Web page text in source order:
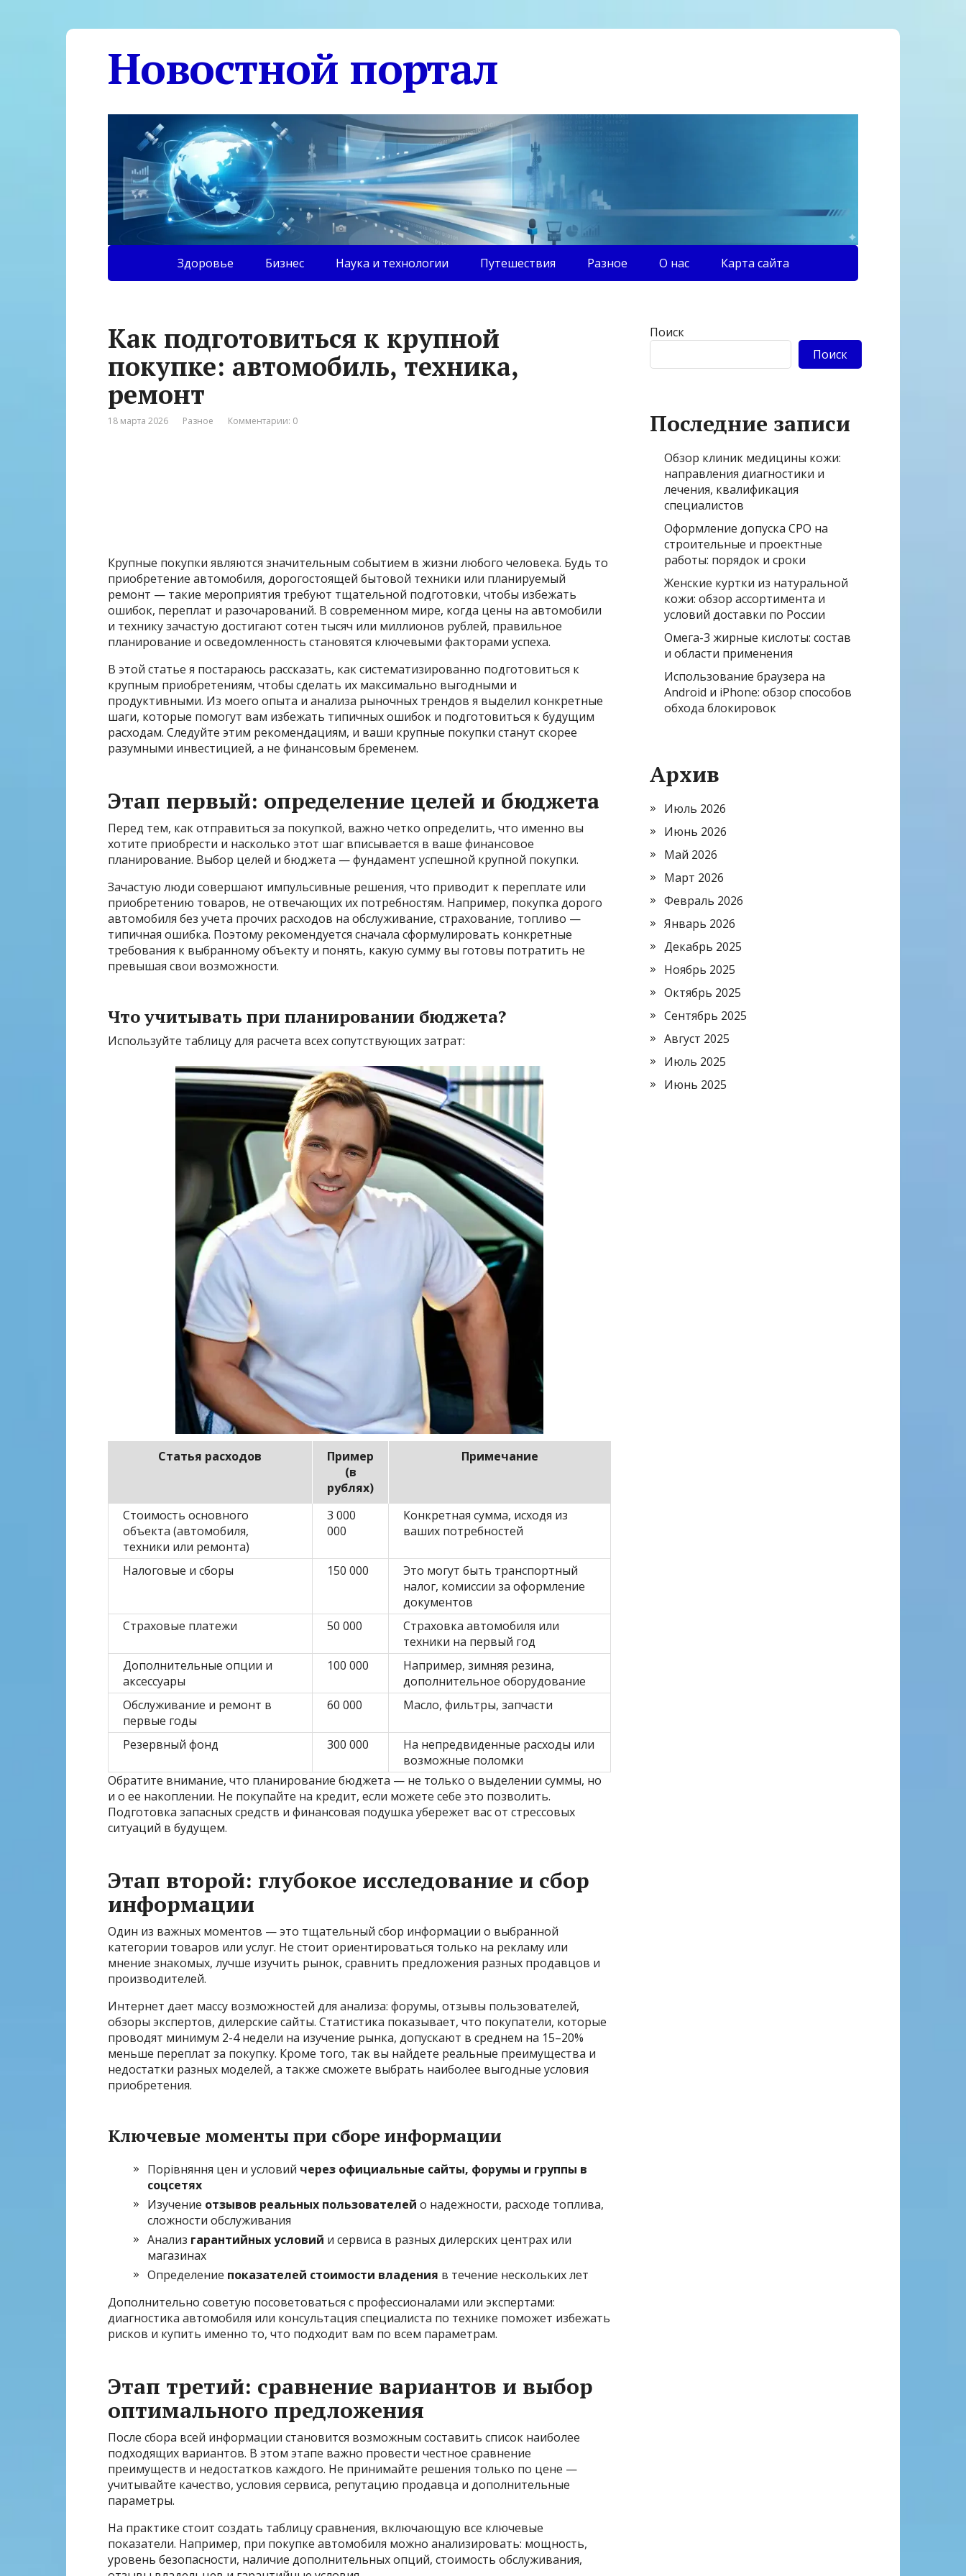
Новостной портал
Здоровье Бизнес Наука и технологии Путешествия Разное О нас Карта сайта
Как подготовиться к крупной
покупке: автомобиль, техника,
ремонт
18 марта 2026 Разное Комментарии: 0
Крупные покупки являются значительным событием в жизни любого человека. Будь то
приобретение автомобиля, дорогостоящей бытовой техники или планируемый
ремонт — такие мероприятия требуют тщательной подготовки, чтобы избежать
ошибок, переплат и разочарований. В современном мире, когда цены на автомобили
и технику зачастую достигают сотен тысяч или миллионов рублей, правильное
планирование и осведомленность становятся ключевыми факторами успеха.
В этой статье я постараюсь рассказать, как систематизированно подготовиться к
крупным приобретениям, чтобы сделать их максимально выгодными и
продуктивными. Из моего опыта и анализа рыночных трендов я выделил конкретные
шаги, которые помогут вам избежать типичных ошибок и подготовиться к будущим
расходам. Следуйте этим рекомендациям, и ваши крупные покупки станут скорее
разумными инвестицией, а не финансовым бременем.
Этап первый: определение целей и бюджета
Перед тем, как отправиться за покупкой, важно четко определить, что именно вы
хотите приобрести и насколько этот шаг вписывается в ваше финансовое
планирование. Выбор целей и бюджета — фундамент успешной крупной покупки.
Зачастую люди совершают импульсивные решения, что приводит к переплате или
приобретению товаров, не отвечающих их потребностям. Например, покупка дорого
автомобиля без учета прочих расходов на обслуживание, страхование, топливо —
типичная ошибка. Поэтому рекомендуется сначала сформулировать конкретные
требования к выбранному объекту и понять, какую сумму вы готовы потратить не
превышая свои возможности.
Что учитывать при планировании бюджета?
Используйте таблицу для расчета всех сопутствующих затрат:
Статья расходов
Пример
(в
рублях)
Примечание
Стоимость основного
объекта (автомобиля,
техники или ремонта)
3 000
000
Конкретная сумма, исходя из
ваших потребностей
Налоговые и сборы 150 000
Это могут быть транспортный
налог, комиссии за оформление
документов
Страховые платежи
50 000
Страховка автомобиля или
техники на первый год
Дополнительные опции и
аксессуары
100 000
Например, зимняя резина,
дополнительное оборудование
Обслуживание и ремонт в
первые годы
60 000 Масло, фильтры, запчасти
Резервный фонд 300 000
На непредвиденные расходы или
возможные поломки
Обратите внимание, что планирование бюджета — не только о выделении суммы, но
и о ее накоплении. Не покупайте на кредит, если можете себе это позволить.
Подготовка запасных средств и финансовая подушка убережет вас от стрессовых
ситуаций в будущем.
Этап второй: глубокое исследование и сбор
информации
Один из важных моментов — это тщательный сбор информации о выбранной
категории товаров или услуг. Не стоит ориентироваться только на рекламу или
мнение знакомых, лучше изучить рынок, сравнить предложения разных продавцов и
производителей.
Интернет дает массу возможностей для анализа: форумы, отзывы пользователей,
обзоры экспертов, дилерские сайты. Статистика показывает, что покупатели, которые
проводят минимум 2-4 недели на изучение рынка, допускают в среднем на 15–20%
меньше переплат за покупку. Кроме того, так вы найдете реальные преимущества и
недостатки разных моделей, а также сможете выбрать наиболее выгодные условия
приобретения.
Ключевые моменты при сборе информации
Порівняння цен и условий через официальные сайты, форумы и группы в
соцсетях
Изучение отзывов реальных пользователей о надежности, расходе топлива,
сложности обслуживания
Анализ гарантийных условий и сервиса в разных дилерских центрах или
магазинах
Определение показателей стоимости владения в течение нескольких лет
Дополнительно советую посоветоваться с профессионалами или экспертами:
диагностика автомобиля или консультация специалиста по технике поможет избежать
рисков и купить именно то, что подходит вам по всем параметрам.
Этап третий: сравнение вариантов и выбор
оптимального предложения
После сбора всей информации становится возможным составить список наиболее
подходящих вариантов. В этом этапе важно провести честное сравнение
преимуществ и недостатков каждого. Не принимайте решения только по цене —
учитывайте качество, условия сервиса, репутацию продавца и дополнительные
параметры.
На практике стоит создать таблицу сравнения, включающую все ключевые
показатели. Например, при покупке автомобиля можно анализировать: мощность,
уровень безопасности, наличие дополнительных опций, стоимость обслуживания,
Поиск
Поиск
Последние записи
Обзор клиник медицины кожи:
направления диагностики и
лечения, квалификация
специалистов
Оформление допуска СРО на
строительные и проектные
работы: порядок и сроки
Женские куртки из натуральной
кожи: обзор ассортимента и
условий доставки по России
Омега-3 жирные кислоты: состав
и области применения
Использование браузера на
Android и iPhone: обзор способов
обхода блокировок
Архив
Июль 2026
Июнь 2026
Май 2026
Март 2026
Февраль 2026
Январь 2026
Декабрь 2025
Ноябрь 2025
Октябрь 2025
Сентябрь 2025
Август 2025
Июль 2025
Июнь 2025